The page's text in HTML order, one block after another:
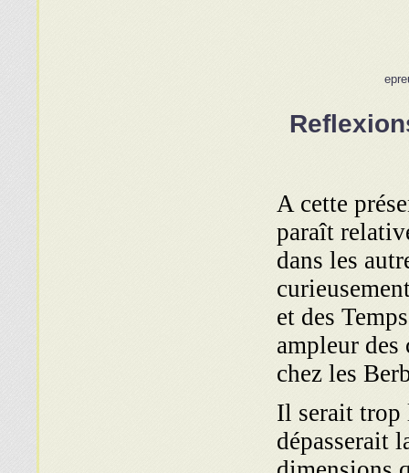
A cette
paraît
dans les
et des
ampleur des
chez les
Il serait trop
dépasserait